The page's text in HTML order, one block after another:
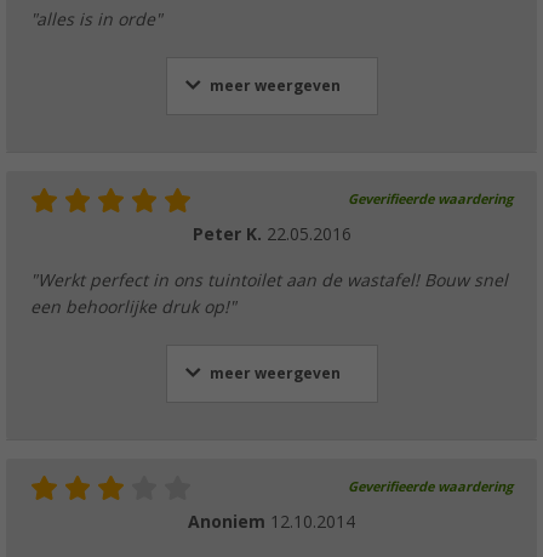
"alles is in orde"
meer weergeven
Geverifieerde waardering
Peter K. 22.05.2016
"Werkt perfect in ons tuintoilet aan de wastafel! Bouw snel
een behoorlijke druk op!"
meer weergeven
Geverifieerde waardering
Anoniem 12.10.2014